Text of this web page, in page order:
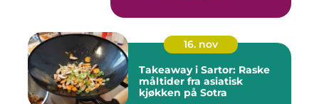
16. nov
Takeaway i Sartor: Raske
måltider fra asiatisk
kjøkken på Sotra